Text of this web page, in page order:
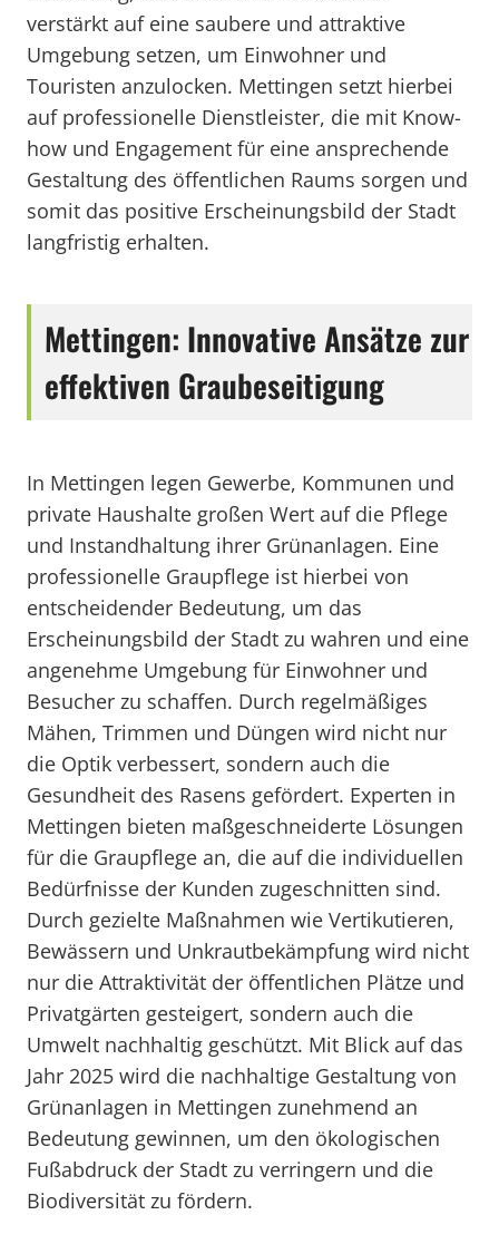
verstärkt auf eine saubere und attraktive
Umgebung setzen, um Einwohner und
Touristen anzulocken. Mettingen setzt hierbei
auf professionelle Dienstleister, die mit Know-
how und Engagement für eine ansprechende
Gestaltung des öffentlichen Raums sorgen und
somit das positive Erscheinungsbild der Stadt
langfristig erhalten.
Mettingen: Innovative Ansätze zur
effektiven Graubeseitigung
In Mettingen legen Gewerbe, Kommunen und
private Haushalte großen Wert auf die Pflege
und Instandhaltung ihrer Grünanlagen. Eine
professionelle Graupflege ist hierbei von
entscheidender Bedeutung, um das
Erscheinungsbild der Stadt zu wahren und eine
angenehme Umgebung für Einwohner und
Besucher zu schaffen. Durch regelmäßiges
Mähen, Trimmen und Düngen wird nicht nur
die Optik verbessert, sondern auch die
Gesundheit des Rasens gefördert. Experten in
Mettingen bieten maßgeschneiderte Lösungen
für die Graupflege an, die auf die individuellen
Bedürfnisse der Kunden zugeschnitten sind.
Durch gezielte Maßnahmen wie Vertikutieren,
Bewässern und Unkrautbekämpfung wird nicht
nur die Attraktivität der öffentlichen Plätze und
Privatgärten gesteigert, sondern auch die
Umwelt nachhaltig geschützt. Mit Blick auf das
Jahr 2025 wird die nachhaltige Gestaltung von
Grünanlagen in Mettingen zunehmend an
Bedeutung gewinnen, um den ökologischen
Fußabdruck der Stadt zu verringern und die
Biodiversität zu fördern.